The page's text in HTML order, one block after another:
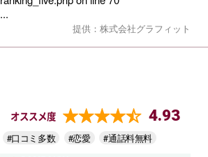
...
提供：株式会社グラフィット
オススメ度 4.93
#口コミ多数 #恋愛 #通話料無料